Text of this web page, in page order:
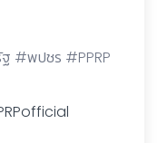
#พปชร #PPRP